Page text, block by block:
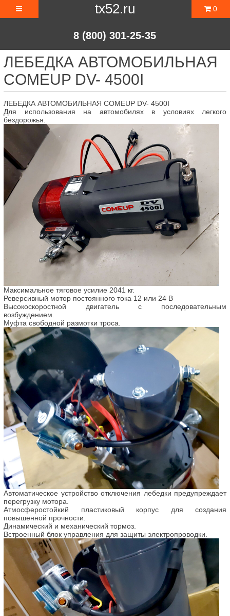
tx52.ru
8 (800) 301-25-35
0
ЛЕБЕДКА АВТОМОБИЛЬНАЯ
COMEUP DV- 4500I
ЛЕБЕДКА АВТОМОБИЛЬНАЯ COMEUP DV- 4500I
Для использования на автомобилях в условиях легкого
бездорожья.
Максимальное тяговое усилие 2041 кг.
Реверсивный мотор постоянного тока 12 или 24 В
Высокоскоростной двигатель с последовательным
возбуждением.
Муфта свободной размотки троса.
Автоматическое устройство отключения лебедки предупреждает
перегрузку мотора.
Атмосферостойкий пластиковый корпус для создания
повышенной прочности.
Динамический и механический тормоз.
Встроенный блок управления для защиты электропроводки.